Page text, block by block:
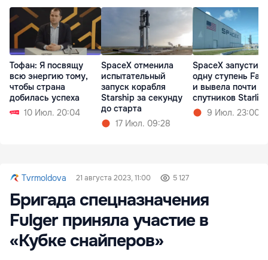
Тофан: Я посвящу
всю энергию тому,
чтобы страна
добилась успеха
10 Июл. 20:04
SpaceX отменила
испытательный
запуск корабля
Starship за секунду
до старта
17 Июл. 09:28
SpaceX запустила
одну ступень
и вывела почти 1
спутников Starlink
9 Июл. 23:00
Tvrmoldova 21 августа 2023, 11:00 5 127
Бригада спецназначения
Fulger приняла участие в
«Кубке снайперов»